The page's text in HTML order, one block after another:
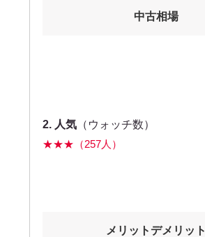
中古相場
2. 人気（ウォッチ数）
★★★（257人）
メリットデメリット